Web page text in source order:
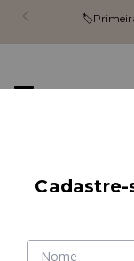
Mudar
INÍCIO 🏷️LEVE 4
Cadastre-